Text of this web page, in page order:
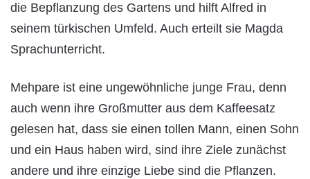
die Bepflanzung des Gartens und hilft Alfred in
seinem türkischen Umfeld. Auch erteilt sie Magda
Sprachunterricht.
Mehpare ist eine ungewöhnliche junge Frau, denn
auch wenn ihre Großmutter aus dem Kaffeesatz
gelesen hat, dass sie einen tollen Mann, einen Sohn
und ein Haus haben wird, sind ihre Ziele zunächst
andere und ihre einzige Liebe sind die Pflanzen.